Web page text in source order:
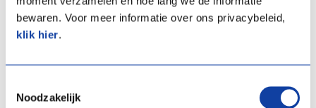
bewaren. Voor meer informatie over ons privacybeleid,
klik hier.
Noodzakelijk